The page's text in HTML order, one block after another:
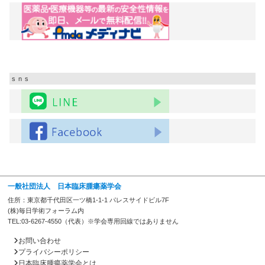
sns
一般社団法人 日本臨床腫瘍薬学会
住所：東京都千代田区一ツ橋1-1-1 パレスサイドビル7F
(株)毎日学術フォーラム内
TEL:03-6267-4550（代表）※学会専用回線ではありません
お問い合わせ
プライバシーポリシー